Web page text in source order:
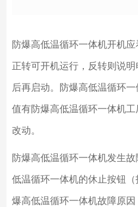
防爆高低温循环一体机开机
正转可开机运行，反转则说
后再启动。防爆高低温循环
值有防爆高低温循环一体机
改动。
防爆高低温循环一体机发生
低温循环一体机的休止按钮
爆高低温循环一体机故障原